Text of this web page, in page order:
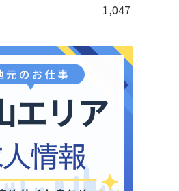
1,047